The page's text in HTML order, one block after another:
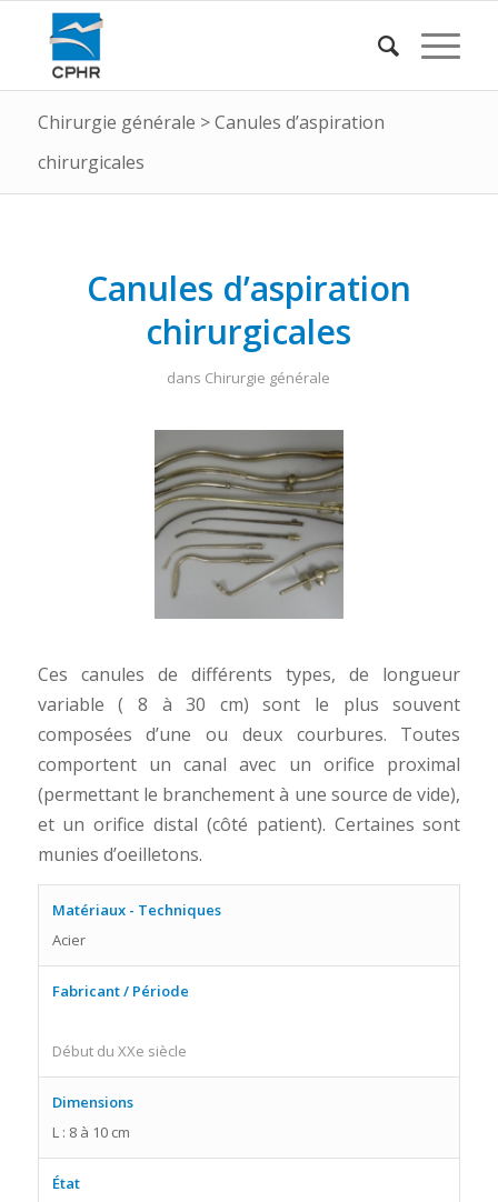
Chirurgie générale >Canules d’aspiration
chirurgicales
Canules d’aspiration
chirurgicales
dans Chirurgie générale
Ces canules de différents types, de longueur
variable ( 8 à 30 cm) sont le plus souvent
composées d’une ou deux courbures. Toutes
comportent un canal avec un orifice proximal
(permettant le branchement à une source de vide),
et un orifice distal (côté patient). Certaines sont
munies d’oeilletons.
Matériaux - Techniques
Acier
Fabricant / Période
Début du XXe siècle
Dimensions
L : 8 à 10 cm
État